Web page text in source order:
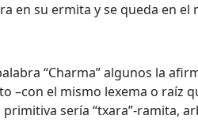
en su ermita y se queda en el
“Charma” algunos la
–con el mismo lexema o raíz
sería “txara”-ramita,